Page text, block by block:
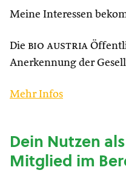
Meine Interessen
Die bio austria
Anerkennung der
Mehr Infos
Dein Nutzen als
Mitglied im